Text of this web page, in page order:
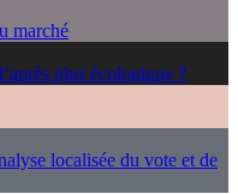
marché
plus écologique ?
localisée du vote et de